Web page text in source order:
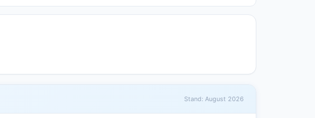
Stand: August 2026